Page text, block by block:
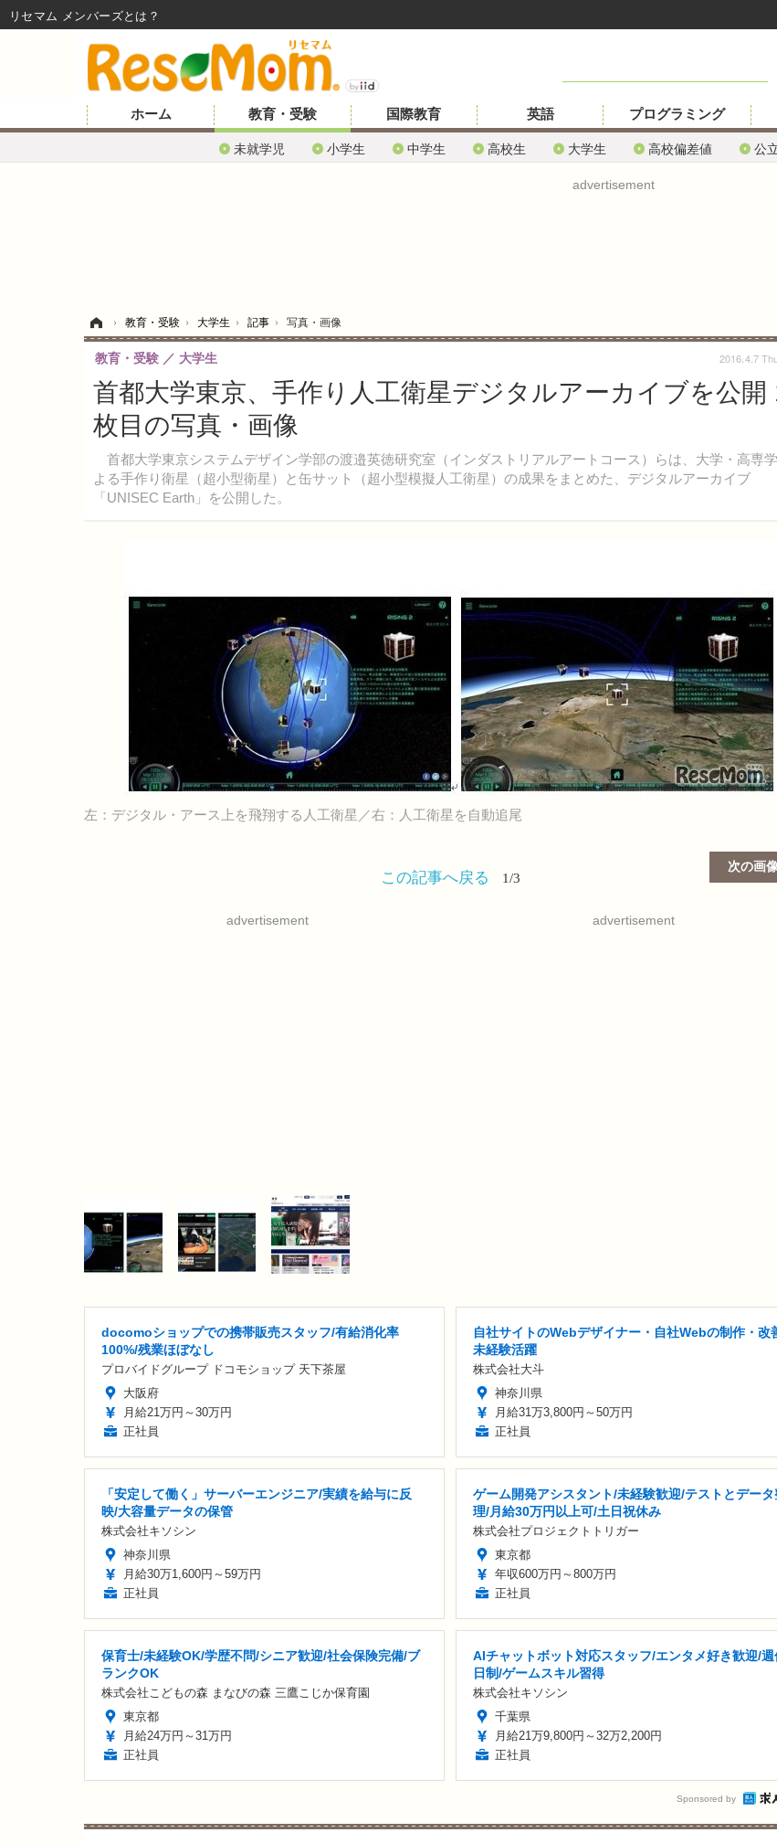
ホーム 教育・受験
未就学児 小学生 中学生 高校生 大学生 高校偏差値 公
国際教育 英語 プログラミング
advertisement
› 教育・受験 › 大学生 › 記事 › 写真・画像
首都大学東京、手作り人工衛星デジタルアーカイブを公開
枚目の写真・画像
首都大学東京システムデザイン学部の渡邉英徳研究室（インダストリアルアートコース）らは、大学・高専
よる手作り衛星（超小型衛星）と缶サット（超小型模擬人工衛星）の成果をまとめた、デジタルアーカイブ
「UNISEC Earth」を公開した。
教育・受験 大学生 2016.4.7
左：デジタル・アース上を飛翔する人工衛星／右：人工衛星を自動追尾
次の画像
この記事へ戻る 1/3
advertisement advertisement
docomoショップでの携帯販売スタッフ/有給消化率
100%/残業ほぼなし
プロバイドグループ ドコモショップ 天下茶屋
大阪府
月給21万円～30万円
正社員
自社サイトのWebデザイナー・自社Webの制作・改
未経験活躍
株式会社大斗
神奈川県
月給31万3,800円～50万円
正社員
「安定して働く」サーバーエンジニア/実績を給与に反
映/大容量データの保管
株式会社キソシン
神奈川県
月給30万1,600円～59万円
正社員
ゲーム開発アシスタント/未経験歓迎/テストとデータ
理/月給30万円以上可/土日祝休み
株式会社プロジェクトトリガー
東京都
年収600万円～800万円
正社員
保育士/未経験OK/学歴不問/シニア歓迎/社会保険完備/ブ
ランクOK
株式会社こどもの森 まなびの森 三鷹こじか保育園
東京都
月給24万円～31万円
正社員
AIチャットボット対応スタッフ/エンタメ好き歓迎/週
日制/ゲームスキル習得
株式会社キソシン
千葉県
月給21万9,800円～32万2,200円
正社員
Sponsored by
リセマム メンバーズ